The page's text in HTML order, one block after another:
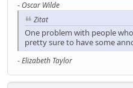
- Oscar Wilde
Zitat
One problem with people
pretty sure to have some
-Elizabeth Taylor